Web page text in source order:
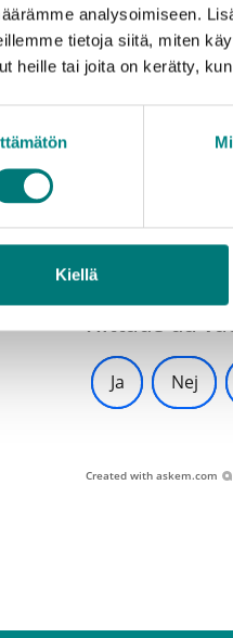
analysoimiseen.
tietoja siitä, miten
heille tai joita on kerätty,
Kiellä
samt förebygger
samarbetar
På de här
Logistiskt
Hittade du
Ja Nej
Created with askem.com